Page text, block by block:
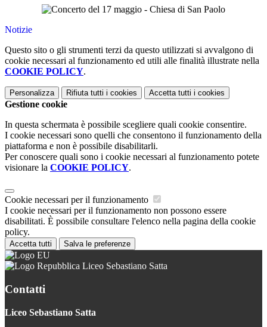
Notizie
Questo sito o gli strumenti terzi da questo utilizzati si avvalgono di
cookie necessari al funzionamento ed utili alle finalità illustrate nella
COOKIE POLICY.
Personalizza Rifiuta tutti i cookies Accetta tutti i cookies
Gestione cookie
In questa schermata è possibile scegliere quali cookie consentire.
I cookie necessari sono quelli che consentono il funzionamento della
piattaforma e non è possibile disabilitarli.
Per conoscere quali sono i cookie necessari al funzionamento potete
visionare la COOKIE POLICY.
Cookie necessari per il funzionamento
I cookie necessari per il funzionamento non possono essere
disabilitati. È possibile consultare l'elenco nella pagina della cookie
policy.
Accetta tutti Salva le preferenze
Liceo Sebastiano Satta
Contatti
Liceo Sebastiano Satta